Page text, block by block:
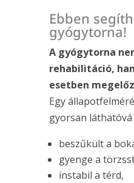
Ebben
gyógytorna!
A gyógytorna
rehabilitáció,
esetben
Egy
gyorsan
beszűkült a
gyenge a
instabil a térd,